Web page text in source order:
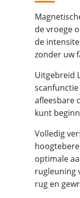
de vroege
de
zonder uw
Uitgebreid
afleesbare
kunt
Volledig
optimale
rugleuning
rug en